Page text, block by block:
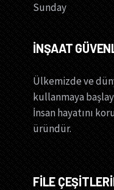
Sunday
İNŞAAT
Ülkemizde ve
kullanmaya
İnsan hayatını
üründür.
FİLE